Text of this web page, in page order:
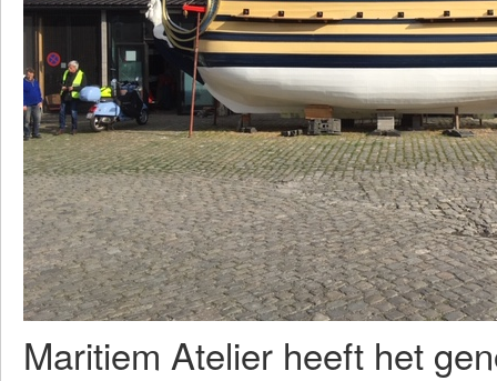
Maritiem Atelier heeft het